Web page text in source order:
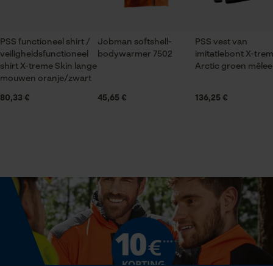
Mouwafwerking
Elastische boorden
Halsuitsnede
Staande kraag
Branche
Bosbouw, Outdoor, Tuin- en landschapsarchitectuur,
Landbouw
Productonderhoud
Onderhoudsinstructies
Volg het onderhoudsadvies op het etiket.
PSS functioneel shirt /
veiligheidsfunctioneel
shirt X-treme Skin lange
mouwen oranje/zwart
80,33 €
Jobman softshell-
bodywarmer 7502
45,65 €
PSS vest van
imitatiebont X-
Arctic groen mêlee
136,25 €
Statistische Cookies
Prestatie en functionele
Cookies